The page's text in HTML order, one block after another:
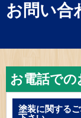
お問い合
お電話で
塗装に関する